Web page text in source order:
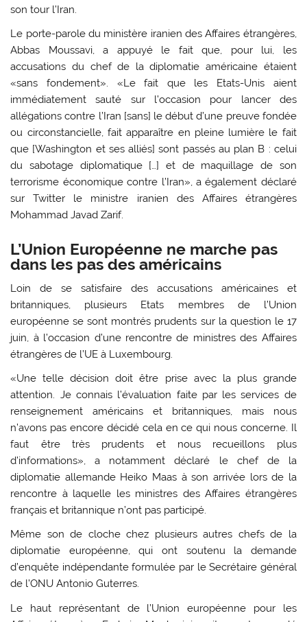
son tour l’Iran.
Le porte-parole du ministère iranien des Affaires étrangères,
Abbas Moussavi, a appuyé le fait que, pour lui, les
accusations du chef de la diplomatie américaine étaient
«sans fondement». «Le fait que les Etats-Unis aient
immédiatement sauté sur l’occasion pour lancer des
allégations contre l’Iran [sans] le début d’une preuve fondée
ou circonstancielle, fait apparaître en pleine lumière le fait
que [Washington et ses alliés] sont passés au plan B : celui
du sabotage diplomatique […] et de maquillage de son
terrorisme économique contre l’Iran», a également déclaré
sur Twitter le ministre iranien des Affaires étrangères
Mohammad Javad Zarif.
L’Union Européenne ne marche pas
dans les pas des américains
Loin de se satisfaire des accusations américaines et
britanniques, plusieurs Etats membres de l’Union
européenne se sont montrés prudents sur la question le 17
juin, à l’occasion d’une rencontre de ministres des Affaires
étrangères de l’UE à Luxembourg.
«Une telle décision doit être prise avec la plus grande
attention. Je connais l’évaluation faite par les services de
renseignement américains et britanniques, mais nous
n’avons pas encore décidé cela en ce qui nous concerne. Il
faut être très prudents et nous recueillons plus
d’informations», a notamment déclaré le chef de la
diplomatie allemande Heiko Maas à son arrivée lors de la
rencontre à laquelle les ministres des Affaires étrangères
français et britannique n’ont pas participé.
Même son de cloche chez plusieurs autres chefs de la
diplomatie européenne, qui ont soutenu la demande
d’enquête indépendante formulée par le Secrétaire général
de l’ONU Antonio Guterres.
Le haut représentant de l’Union européenne pour les